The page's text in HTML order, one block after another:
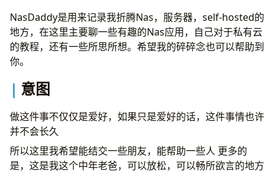
NasDaddy是用来记录我折腾Nas，服务器，self-hosted的
地方，在这里主要聊一些有趣的Nas应用，自己对于私有云
的教程，还有一些所思所想。希望我的碎碎念也可以帮助到
你。
意图
做这件事不仅仅是爱好，如果只是爱好的话，这件事情也许
并不会长久
所以这里我希望能结交一些朋友，能帮助一些人 更多的
是，这是我这个中年老爸，可以放松，可以畅所欲言的地方